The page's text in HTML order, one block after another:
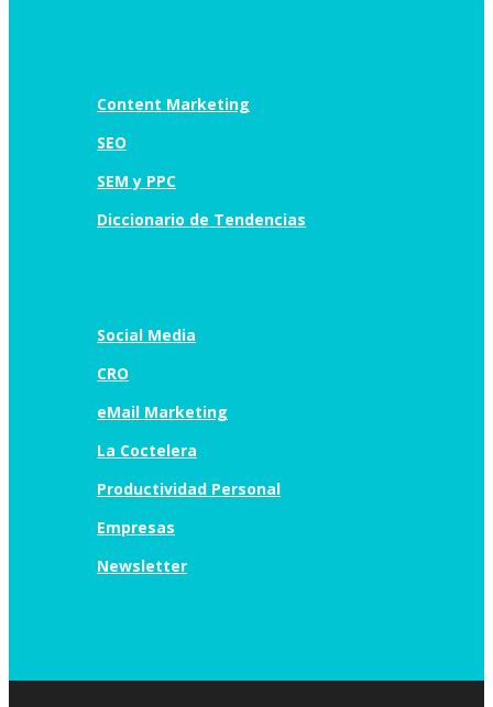
Content Marketing
SEO
SEM y PPC
Diccionario de Tendencias
Social Media
CRO
eMail Marketing
La Coctelera
Productividad Personal
Empresas
Newsletter